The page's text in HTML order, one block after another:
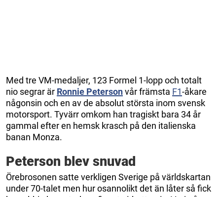
Med tre VM-medaljer, 123 Formel 1-lopp och totalt
nio segrar är Ronnie Petersonvår främsta F1-åkare
någonsin och en av de absolut största inom svensk
motorsport. Tyvärr omkom han tragiskt bara 34 år
gammal efter en hemsk krasch på den italienska
banan Monza.
Peterson blev snuvad
Örebrosonen satte verkligen Sverige på världskartan
under 70-talet men hur osannolikt det än låter så fick